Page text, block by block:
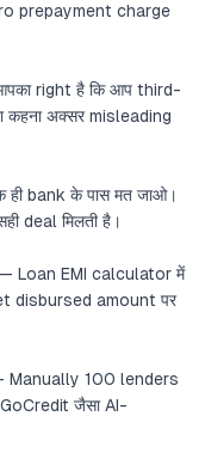
prepayment charge
right है कि आप third-
अक्सर misleading
bank के पास मत जाओ।
deal मिलती है।
Loan EMI calculator में
disbursed amount पर
Manually 100 lenders
जैसा AI-